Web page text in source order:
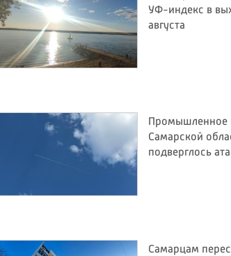
УФ-индекс в
августа
Промышленное
Самарской
подверглось
Самарцам